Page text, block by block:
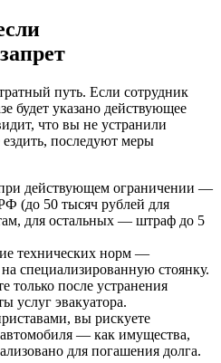
путь. Если сотрудник
будет указано действующее
что вы не устранили
последуют меры
действующем ограничении —
(до 50 тысяч рублей для
для остальных — штраф до 5
технических норм —
специализированную стоянку.
только после устранения
услуг эвакуатора.
вы рискуете
автомобиля — как имущества,
для погашения долга.